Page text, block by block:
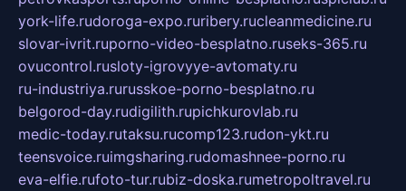
york-life.rudoroga-expo.ruribery.rucleanmedicine.ru
slovar-ivrit.ruporno-video-besplatno.ruseks-365.ru
ovucontrol.rusloty-igrovyye-avtomaty.ru
ru-industriya.rurusskoe-porno-besplatno.ru
belgorod-day.rudigilith.rupichkurovlab.ru
medic-today.rutaksu.rucomp123.rudon-ykt.ru
teensvoice.ruimgsharing.rudomashnee-porno.ru
eva-elfie.rufoto-tur.rubiz-doska.rumetropoltravel.ru